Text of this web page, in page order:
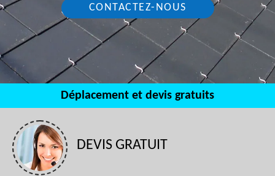
CONTACTEZ-NOUS
Déplacement et devis gratuits
DEVIS GRATUIT